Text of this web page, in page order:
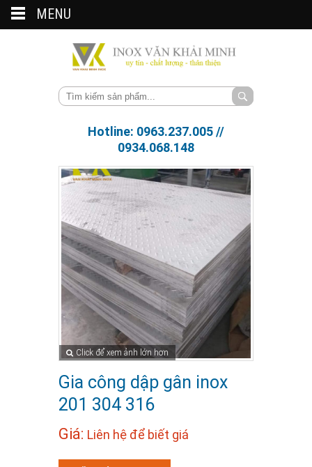
Hotline: 0963.237.005 //
0934.068.148
Click để xem ảnh lớn hơn
Gia công dập gân inox
201 304 316
Giá: Liên hệ để biết giá
MENU